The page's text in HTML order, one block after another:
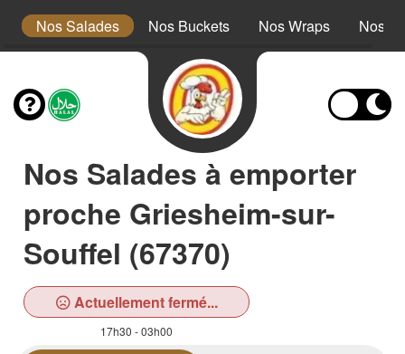
Nos Salades Nos Buckets Nos Wraps Nos
Nos Salades à emporter
proche Griesheim-sur-
Souffel (67370)
Actuellement fermé...
17h30 - 03h00